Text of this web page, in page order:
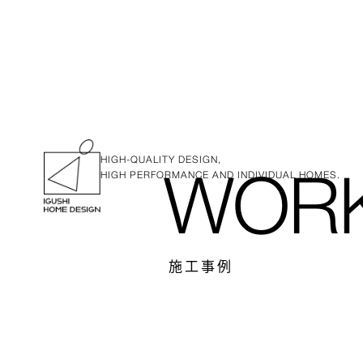
HIGH-QUALITY DESIGN,
HIGH PERFORMANCE AND INDIVIDUAL HOMES.
施工事例